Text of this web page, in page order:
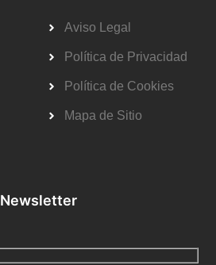
Aviso Legal
Política de Privacidad
Política de Cookies
Mapa de Sitio
Newsletter